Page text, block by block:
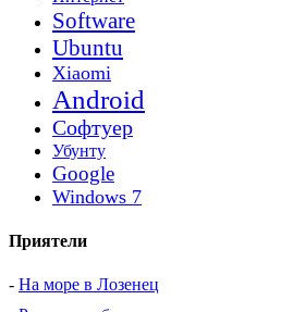
Software
Ubuntu
Xiaomi
Android
Софтуер
Убунту
Google
Windows 7
Приятели
- На море в Лозенец